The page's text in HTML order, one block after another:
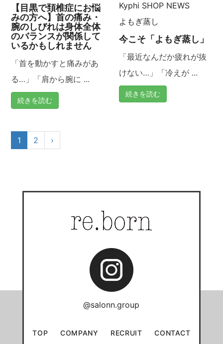
【目黒で頚椎症にお悩
みの方へ】首の痛み・
腕のしびれは身体全体
のバランスが関係して
いるかもしれません
「首を動かすと痛みがあ
る…」「肩から腕に ...
続きを読む
Kyphi SHOP NEWS
よもぎ蒸し
今こそ「よもぎ蒸し」
「最近なんだか疲れが抜
けない…」「冷えが ...
続きを読む
1 2 ›
@salonn.group
TOP COMPANY RECRUIT CONTACT